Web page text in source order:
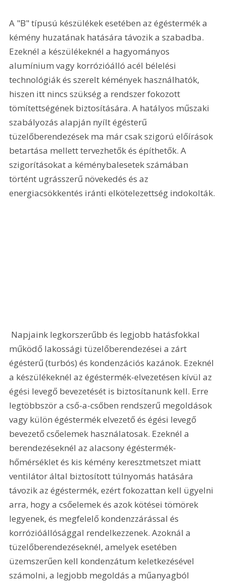
A "B" típusú készülékek esetében az égéstermék a
kémény huzatának hatására távozik a szabadba.
Ezeknél a készülékeknél a hagyományos
alumínium vagy korrózióálló acél bélelési
technológiák és szerelt kémények használhatók,
hiszen itt nincs szükség a rendszer fokozott
tömítettségének biztosítására. A hatályos műszaki
szabályozás alapján nyílt égésterű
tüzelőberendezések ma már csak szigorú előírások
betartása mellett tervezhetők és építhetők. A
szigorításokat a kéménybalesetek számában
történt ugrásszerű növekedés és az
energiacsökkentés iránti elkötelezettség indokolták.
működő lakossági tüzelőberendezései a zárt
égésterű (turbós) és kondenzációs kazánok. Ezeknél
a készülékeknél az égéstermék-elvezetésen kívül az
égési levegő bevezetését is biztosítanunk kell. Erre
legtöbbször a cső-a-csőben rendszerű megoldások
vagy külön égéstermék elvezető és égési levegő
bevezető csőelemek használatosak. Ezeknél a
berendezéseknél az alacsony égéstermék-
hőmérséklet és kis kémény keresztmetszet miatt
ventilátor által biztosított túlnyomás hatására
távozik az égéstermék, ezért fokozattan kell ügyelni
arra, hogy a csőelemek és azok kötései tömörek
legyenek, és megfelelő kondenzzárással és
korrózióállósággal rendelkezzenek. Azoknál a
tüzelőberendezéseknél, amelyek esetében
üzemszerűen kell kondenzátum keletkezésével
számolni, a legjobb megoldás a műanyagból